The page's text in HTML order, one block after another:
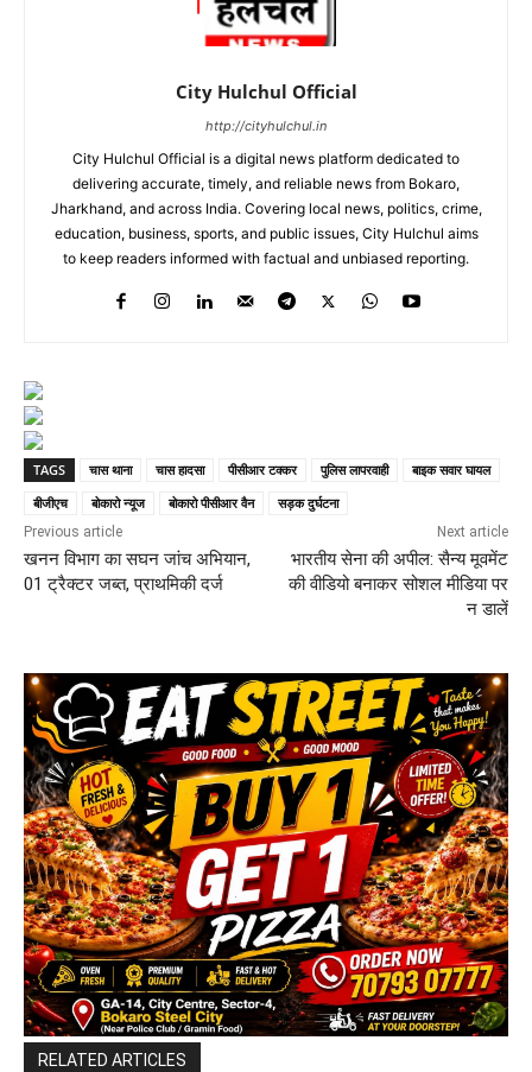
City Hulchul Official
http://cityhulchul.in
City Hulchul Official is a digital news platform dedicated to
delivering accurate, timely, and reliable news from Bokaro,
Jharkhand, and across India. Covering local news, politics, crime,
education, business, sports, and public issues, City Hulchul aims
to keep readers informed with factual and unbiased reporting.
TAGS चास थाना चास हादसा पीसीआर टक्कर पुलिस लापरवाही
बाइक सवार घायल
बीजीएच
बोकारो न्यूज बोकारो पीसीआर वैन सड़क दुर्घटना
Previous article
खनन विभाग का सघन जांच अभियान,
01 ट्रैक्टर जब्त, प्राथमिकी दर्ज
Next article
भारतीय सेना की अपील: सैन्य मूवमेंट
की वीडियो बनाकर सोशल मीडिया पर
न डालें
RELATED ARTICLES